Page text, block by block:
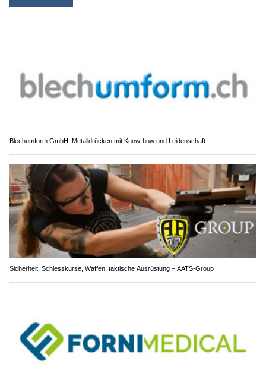
Blechumform GmbH: Metalldrücken mit Know-how und Leidenschaft
Sicherheit, Schiesskurse, Waffen, taktische Ausrüstung – AATS-Group